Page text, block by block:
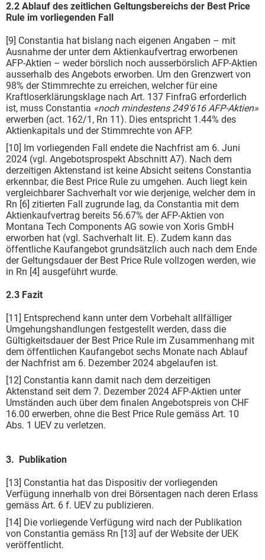
2.2 Ablauf des zeitlichen Geltungsbereichs der Best Price
Rule im vorliegenden Fall
[9] Constantia hat bislang nach eigenen Angaben – mit
Ausnahme der unter dem Aktienkaufvertrag erworbenen
AFP-Aktien – weder börslich noch ausserbörslich AFP-Aktien
ausserhalb des Angebots erworben. Um den Grenzwert von
98% der Stimmrechte zu erreichen, welcher für eine
Kraftloserklärungsklage nach Art. 137 FinfraG erforderlich
ist, muss Constantia «noch mindestens 249'616 AFP-Aktien»
erwerben (act. 162/1, Rn 11). Dies entspricht 1.44% des
Aktienkapitals und der Stimmrechte von AFP.
[10] Im vorliegenden Fall endete die Nachfrist am 6. Juni
2024 (vgl. Angebotsprospekt Abschnitt A7). Nach dem
derzeitigen Aktenstand ist keine Absicht seitens Constantia
erkennbar, die Best Price Rule zu umgehen. Auch liegt kein
vergleichbarer Sachverhalt vor wie derjenige, welcher dem in
Rn [6] zitierten Fall zugrunde lag, da Constantia mit dem
Aktienkaufvertrag bereits 56.67% der AFP-Aktien von
Montana Tech Components AG sowie von Xoris GmbH
erworben hat (vgl. Sachverhalt lit. E). Zudem kann das
öffentliche Kaufangebot grundsätzlich auch nach dem Ende
der Geltungsdauer der Best Price Rule vollzogen werden, wie
in Rn [4] ausgeführt wurde.
2.3 Fazit
[11] Entsprechend kann unter dem Vorbehalt allfälliger
Umgehungshandlungen festgestellt werden, dass die
Gültigkeitsdauer der Best Price Rule im Zusammenhang mit
dem öffentlichen Kaufangebot sechs Monate nach Ablauf
der Nachfrist am 6. Dezember 2024 abgelaufen ist.
[12] Constantia kann damit nach dem derzeitigen
Aktenstand seit dem 7. Dezember 2024 AFP-Aktien unter
Umständen auch über dem finalen Angebotspreis von CHF
16.00 erwerben, ohne die Best Price Rule gemäss Art. 10
Abs. 1 UEV zu verletzen.
3. Publikation
[13] Constantia hat das Dispositiv der vorliegenden
Verfügung innerhalb von drei Börsentagen nach deren Erlass
gemäss Art. 6 f. UEV zu publizieren.
[14] Die vorliegende Verfügung wird nach der Publikation
von Constantia gemäss Rn [13] auf der Website der UEK
veröffentlicht.